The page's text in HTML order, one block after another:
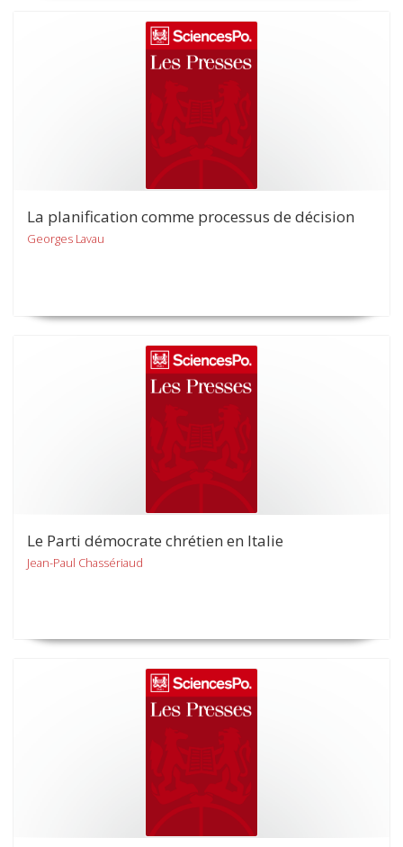
La planification comme processus de décision
Georges Lavau
Le Parti démocrate chrétien en Italie
Jean-Paul Chassériaud